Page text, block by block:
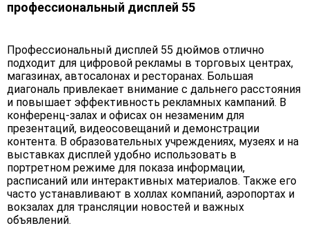
профессиональный дисплей 55
Профессиональный дисплей 55 дюймов отлично
подходит для цифровой рекламы в торговых центрах,
магазинах, автосалонах и ресторанах. Большая
диагональ привлекает внимание с дальнего расстояния
и повышает эффективность рекламных кампаний. В
конференц-залах и офисах он незаменим для
презентаций, видеосовещаний и демонстрации
контента. В образовательных учреждениях, музеях и на
выставках дисплей удобно использовать в
портретном режиме для показа информации,
расписаний или интерактивных материалов. Также его
часто устанавливают в холлах компаний, аэропортах и
вокзалах для трансляции новостей и важных
объявлений.